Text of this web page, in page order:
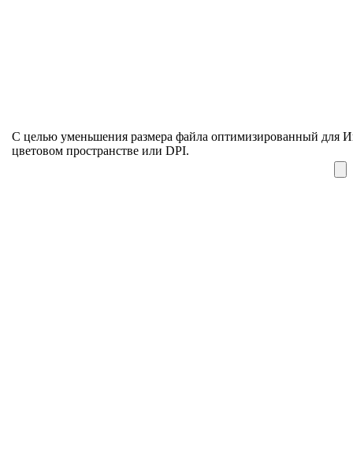
С целью уменьшения размера файла оптимизированный для
цветовом пространстве или DPI.